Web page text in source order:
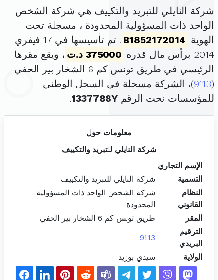
شركة النايلي للتبريد والتكييف هي شركة الشخص
الواحد ذات المسؤولية المحدودة ، مسجلة تحت
الهوية B1852172014
. تم تأسيسها في 17 فيفري
2014 برأس مال قدره
375000 د.ت
، ويقع مقرها
الرئيسي في طريق تونس كم 6 الشخار بير الحفي
(
9113)، الشركة مسجلة في السجل الوطني
للمؤسسات تحت الرقم 1337788Y
.
معلومات حول
شركة النايلي للتبريد والتكييف
الإسم التجاري
التسمية
شركة النايلي للتبريد والتكييف
النظام
القانوني
شركة الشخص الواحد ذات المسؤولية
المحدودة
المقر
طريق تونس كم 6 الشخار بير الحفي
الترقيم
البريدي
9113
الولاية سيدي بوزيد